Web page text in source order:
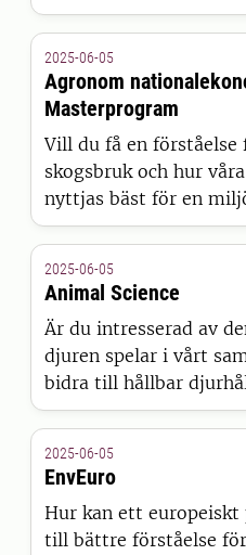
livsmedelssystemets
växtproduktionen.
bredd och
samhället behöver för
innovativa
2025-06-05
Agronom
Masterprogram
Vill du få en
skogsbruk och hur
nyttjas bäst för en
socialt och
masterprogrammet
nationalekonomi något
2025-06-05
Animal Science
Är du intresserad av
djuren spelar i vårt
bidra till hållbar
det här rätt program
2025-06-05
EnvEuro
Hur kan ett europeiskt
till bättre förståelse